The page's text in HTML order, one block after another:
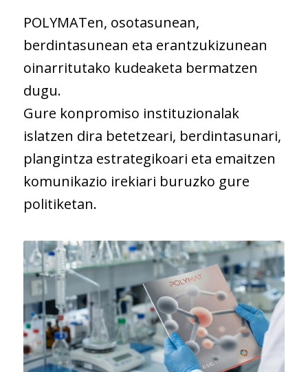
POLYMATen, osotasunean,
berdintasunean eta erantzukizunean
oinarritutako kudeaketa bermatzen
dugu.
Gure konpromiso instituzionalak
islatzen dira betetzeari, berdintasunari,
plangintza estrategikoari eta emaitzen
komunikazio irekiari buruzko gure
politiketan.